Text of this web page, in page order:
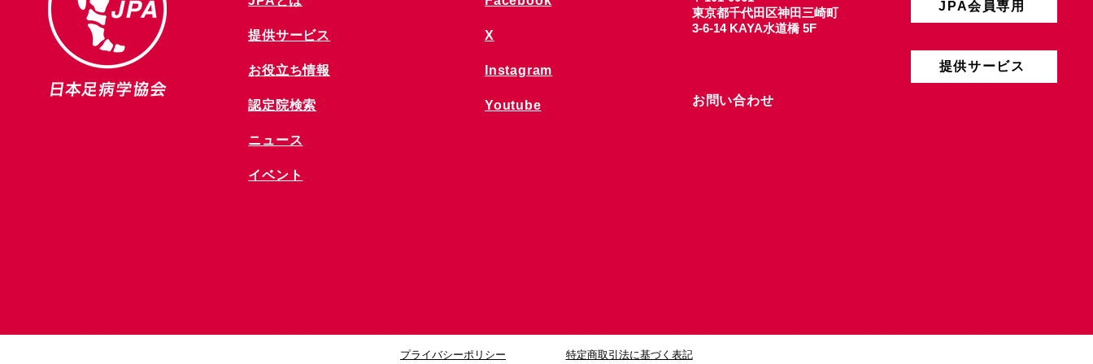
提供サービス
お役立ち情報
​認定院検索
ニュース
​イベント
X
Instagram
Youtube
東京都千代田区神田三崎町
3-6-14 KAYA水道橋 5F
お問い合わせ
JPA会員専用
提供サービス
プライバシーポリシー 特定商取引法に基づく表記